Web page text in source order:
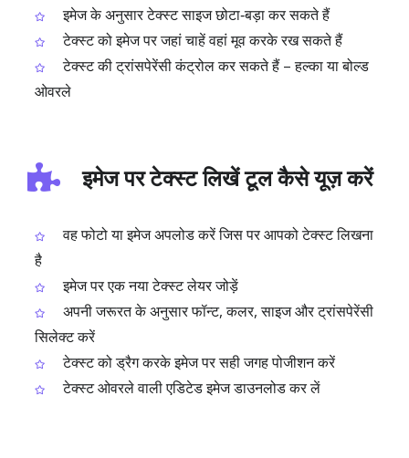
इमेज के अनुसार टेक्स्ट साइज छोटा‑बड़ा कर सकते हैं
टेक्स्ट को इमेज पर जहां चाहें वहां मूव करके रख सकते हैं
टेक्स्ट की ट्रांसपेरेंसी कंट्रोल कर सकते हैं – हल्का या बोल्ड
ओवरले
इमेज पर टेक्स्ट लिखें टूल कैसे यूज़ करें
वह फोटो या इमेज अपलोड करें जिस पर आपको टेक्स्ट लिखना
है
इमेज पर एक नया टेक्स्ट लेयर जोड़ें
अपनी जरूरत के अनुसार फॉन्ट, कलर, साइज और ट्रांसपेरेंसी
सिलेक्ट करें
टेक्स्ट को ड्रैग करके इमेज पर सही जगह पोजीशन करें
टेक्स्ट ओवरले वाली एडिटेड इमेज डाउनलोड कर लें